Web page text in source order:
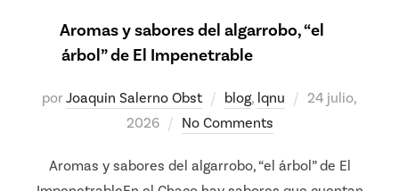
Aromas y sabores del algarrobo, “el
árbol” de El Impenetrable
porJoaquin Salerno Obst blog, lqnu
Posted
24 julio,
2026
No Comments
Aromas y sabores del algarrobo, “el árbol” de El